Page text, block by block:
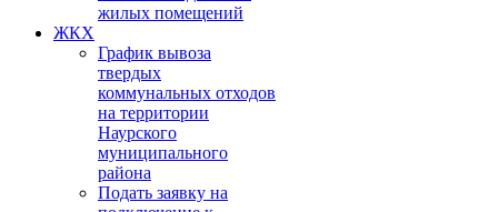
жилых помещений
ЖКХ
График вывоза
твердых
коммунальных отходов
на территории
Наурского
муниципального
района
Подать заявку на